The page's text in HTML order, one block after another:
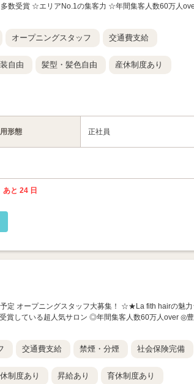
数受賞 ☆エリアNo.1の集客力 ☆年間集客人数60万人
オープニングスタッフ 交通費支給
自由 髪型・髪色自由 産休制度あり
形態 正社員
と 24 日
予定 オープニングスタッフ大募集！ ☆★La fith hairの魅
している超人気サロン ◎年間集客人数60万人over ◎豊
交通費支給 禁煙・分煙 社会保険完備
制度あり 昇給あり 育休制度あり